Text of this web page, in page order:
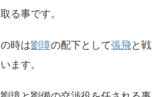
る事です。
時は劉璋の配下として張飛と戦
ます。